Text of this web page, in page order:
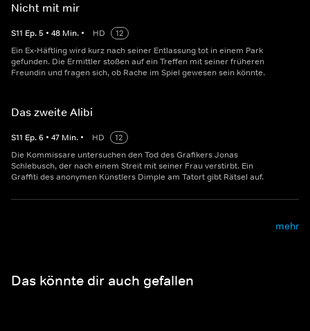
Nicht mit mir
S11 Ep.5 • 48 Min. • HD
12
Ein Ex-Häftling wird kurz nach seiner Entlassung tot in einem Park
gefunden. Die Ermittler stoßen auf ein Treffen mit seiner früheren
Freundin und fragen sich, ob Rache im Spiel gewesen sein könnte.
Das zweite Alibi
S11 Ep.6 • 47 Min. • HD
12
Die Kommissare untersuchen den Tod des Grafikers Jonas
Schlebusch, der nach einem Streit mit seiner Frau verstirbt. Ein
Graffiti des anonymen Künstlers Dimple am Tatort gibt Rätsel auf.
mehr
Das könnte dir auch gefallen